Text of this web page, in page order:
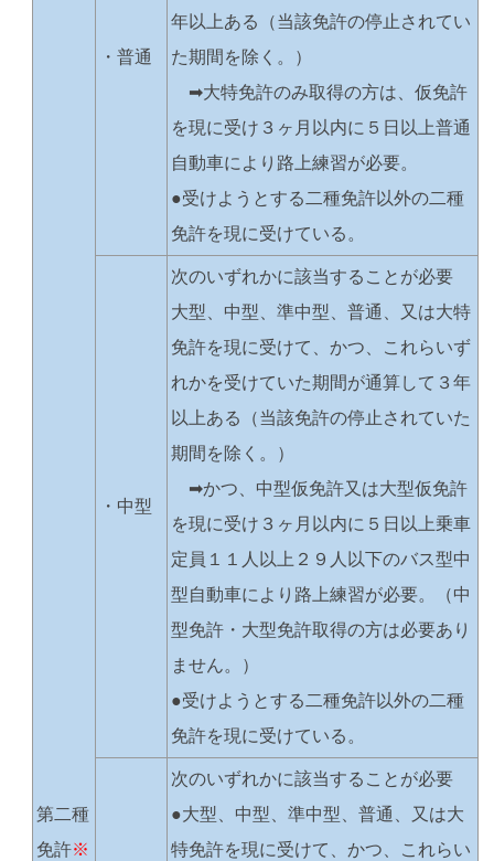
第二種
免許※
・普通
年以上ある（当該免許の停止されてい
た期間を除く。）
➡大特免許のみ取得の方は、仮免許
を現に受け３ヶ月以内に５日以上普通
自動車により路上練習が必要。
●受けようとする二種免許以外の二種
免許を現に受けている。
・中型
次のいずれかに該当することが必要
大型、中型、準中型、普通、又は大特
免許を現に受けて、かつ、これらいず
れかを受けていた期間が通算して３年
以上ある（当該免許の停止されていた
期間を除く。）
➡かつ、中型仮免許又は大型仮免許
を現に受け３ヶ月以内に５日以上乗車
定員１１人以上２９人以下のバス型中
型自動車により路上練習が必要。（中
型免許・大型免許取得の方は必要あり
ません。）
●受けようとする二種免許以外の二種
免許を現に受けている。
次のいずれかに該当することが必要
●大型、中型、準中型、普通、又は大
特免許を現に受けて、かつ、これらい